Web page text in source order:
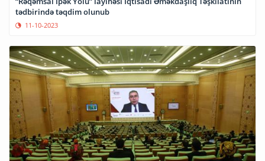
tədbirində təqdim olunub
11-10-2023